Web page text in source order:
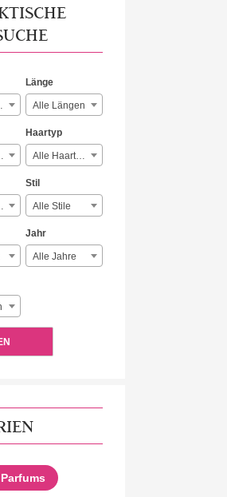
Länge
Alle Längen
Haartyp
Alle Haartypen
Stil
Alle Stile
Jahr
Alle Jahre